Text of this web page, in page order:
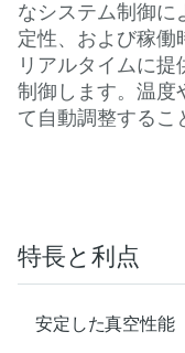
なシステム制御に
定性、および稼働
リアルタイムに
制御します。温度
て自動調整するこ
特長と利点
安定した真空性能